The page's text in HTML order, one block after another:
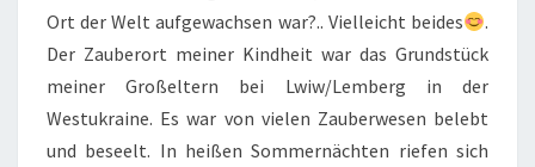
Ort der Welt aufgewachsen war?.. Vielleicht beides
.
Der Zauberort meiner Kindheit war das Grundstück
meiner Großeltern bei Lwiw/Lemberg in der
Westukraine. Es war von vielen Zauberwesen belebt
und beseelt. In heißen Sommernächten riefen sich